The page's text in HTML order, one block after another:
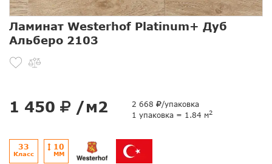
Ламинат Westerhof Platinum+ Дуб
Альберо 2103
1 450 /м2 2 668
/упаковка
1 упаковка = 1.84 м2
33
Класс
10
ММ